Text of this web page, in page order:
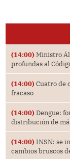
(14:00) Ministro
profundas al
(14:00) Cuatro de
fracaso
(14:00) Dengue:
distribución de
(14:00) INSN: se
cambios bruscos